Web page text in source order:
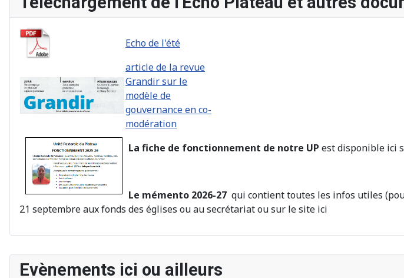
Evènements ici ou ailleurs
A
n
M
o
A
n
M
o
Echo de l'été
article de la revue
Grandir sur le
modèle de
gouvernance en co-
modération
La fiche de fonctionnement de notre UP est disponible ici
Le mémento 2026-27 qui contient toutes les infos utiles
21 septembre aux fonds des églises ou au secrétariat ou sur le site ici